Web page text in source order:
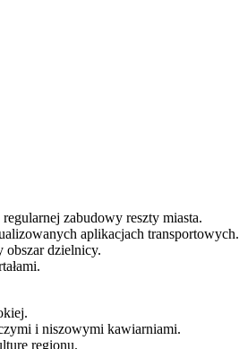
zabudowy reszty miasta.
aplikacjach transportowych.
obszar dzielnicy.
i niszowymi kawiarniami.
regionu.